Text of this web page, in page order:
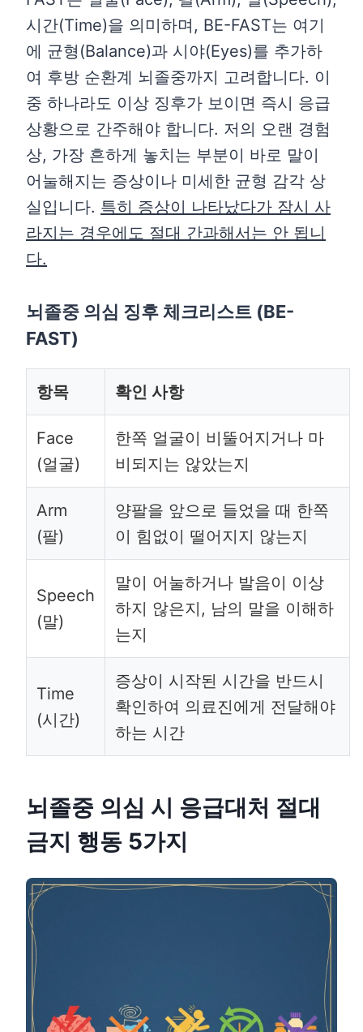
시간(Time)을 의미하며, BE-FAST는 여기
에 균형(Balance)과 시야(Eyes)를 추가하
여 후방 순환계 뇌졸중까지 고려합니다. 이
중 하나라도 이상 징후가 보이면 즉시 응급
상황으로 간주해야 합니다. 저의 오랜 경험
상, 가장 흔하게 놓치는 부분이 바로 말이
어눌해지는 증상이나 미세한 균형 감각 상
실입니다. 특히 증상이 나타났다가 잠시 사
라지는 경우에도 절대 간과해서는 안 됩니
다.
뇌졸중 의심 징후 체크리스트 (BE-
FAST)
항목 확인 사항
Face
(얼굴)
한쪽 얼굴이 비뚤어지거나 마
비되지는 않았는지
Arm
(팔)
양팔을 앞으로 들었을 때 한쪽
이 힘없이 떨어지지 않는지
Speech
(말)
말이 어눌하거나 발음이 이상
하지 않은지, 남의 말을 이해하
는지
Time
(시간)
증상이 시작된 시간을 반드시
확인하여 의료진에게 전달해야
하는 시간
뇌졸중 의심 시 응급대처 절대
금지 행동 5가지